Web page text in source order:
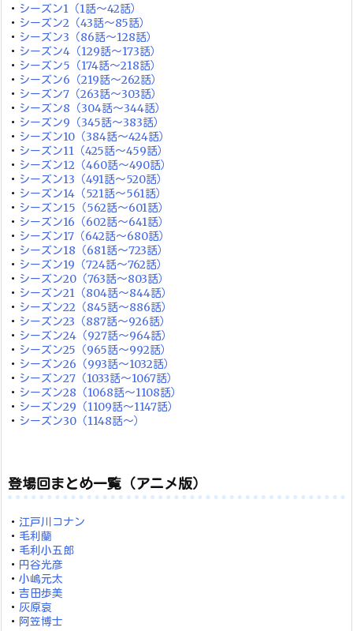
・ シーズン1（1話～42話）
・ シーズン2（43話～85話）
・ シーズン3（86話～128話）
・ シーズン4（129話～173話）
・ シーズン5（174話～218話）
・ シーズン6（219話～262話）
・ シーズン7（263話～303話）
・ シーズン8（304話～344話）
・ シーズン9（345話～383話）
・ シーズン10（384話～424話）
・ シーズン11（425話～459話）
・ シーズン12（460話～490話）
・ シーズン13（491話～520話）
・ シーズン14（521話～561話）
・ シーズン15（562話～601話）
・ シーズン16（602話～641話）
・ シーズン17（642話～680話）
・ シーズン18（681話～723話）
・ シーズン19（724話～762話）
・ シーズン20（763話～803話）
・ シーズン21（804話～844話）
・ シーズン22（845話～886話）
・ シーズン23（887話～926話）
・ シーズン24（927話～964話）
・ シーズン25（965話～992話）
・ シーズン26（993話～1032話）
・ シーズン27（1033話～1067話）
・ シーズン28（1068話～1108話）
・ シーズン29（1109話～1147話）
・ シーズン30（1148話～）
登場回まとめ一覧（アニメ版）
・ 江戸川コナン
・ 毛利蘭
・ 毛利小五郎
・ 円谷光彦
・ 小嶋元太
・ 吉田歩美
・ 灰原哀
・ 阿笠博士